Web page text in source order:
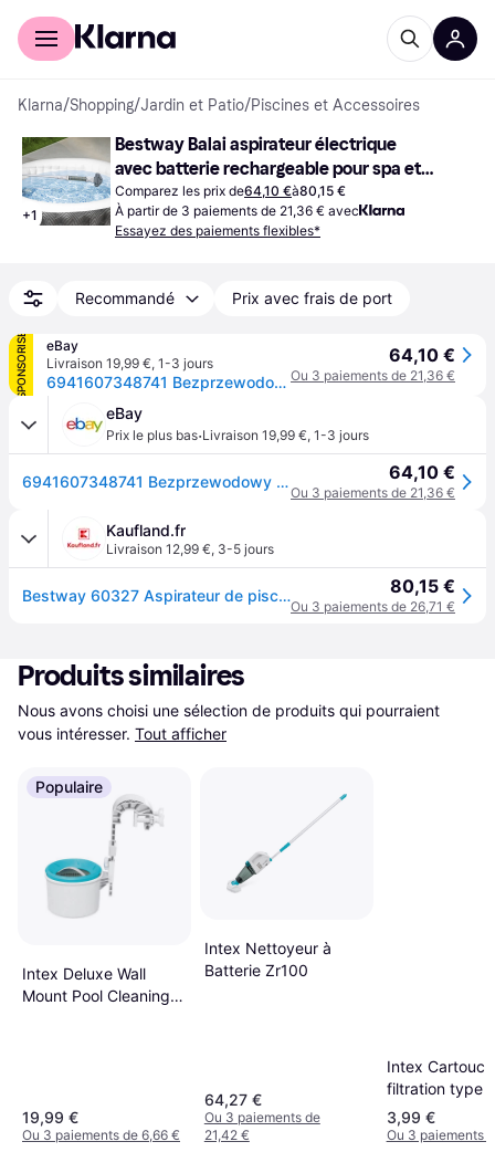
Acheter avec Klarna
Klarna/Shopping/Jardin et Patio/Piscines et Accessoires
+1
Bestway Balai aspirateur électrique
avec batterie rechargeable pour spa et
petite piscine
Comparez les prix de64,10 €à80,15 €
À partir de 3 paiements de 21,36 € avec
Essayez des paiements flexibles*
Recommandé Prix avec frais de port
SPONSORISÉ
eBay
Livraison 19,99 €, 1-3 jours
6941607348741 Bezprzewodowy Odkurzacz Do Czyszczenia Basenów I Spa Bestway 60327
64,10 €
Ou 3 paiements de 21,36 €
eBay
Prix le plus bas·Livraison 19,99 €, 1-3 jours
6941607348741 Bezprzewodowy Odkurzacz Do Czyszczenia Basenów I Spa Bestway 60327 64,10 €
Ou 3 paiements de 21,36 €
Kaufland.fr
Livraison 12,99 €, 3-5 jours
Bestway 60327 Aspirateur de piscine sans fil 80,15 €
Ou 3 paiements de 26,71 €
Produits similaires
Nous avons choisi une sélection de produits qui pourraient
vous intéresser. Tout afficher
Populaire
Intex Deluxe Wall
Mount Pool Cleaning
19,99 €
Ou 3 paiements de 6,66 €
Intex Nettoyeur à
Batterie Zr100
64,27 €
Ou 3 paiements de
21,42 €
Intex
filtration type
3,99 €
Ou 3 paiements